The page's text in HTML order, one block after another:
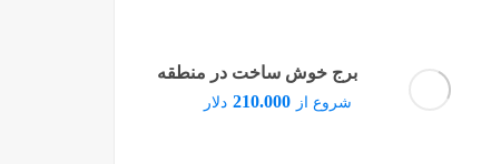
برج خوش ساخت در منطقه
ماری تایم دبی
شروع از 210.000 دلار